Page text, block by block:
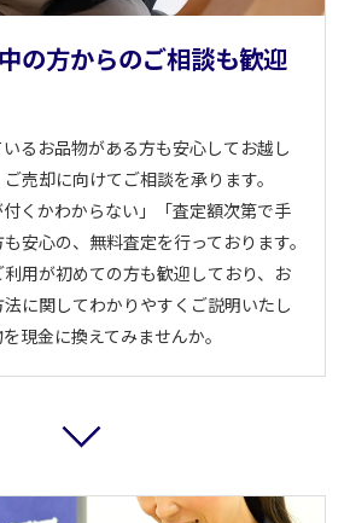
の方からのご相談も歓迎
るお品物がある方も安心してお越し
売却に向けてご相談を承ります。
付くかわからない」「査定額次第で手
安心の、無料査定を行っております。
用が初めての方も歓迎しており、お
に関してわかりやすくご説明いたし
現金に換えてみませんか。